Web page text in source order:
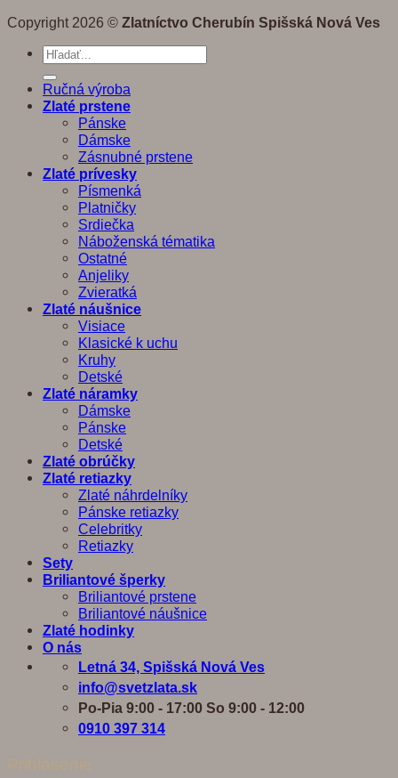
Copyright 2026 © Zlatníctvo Cherubín Spišská Nová Ves
Hľadať:
Ručná výroba
Zlaté prstene
Pánske
Dámske
Zásnubné prstene
Zlaté prívesky
Písmenká
Platničky
Srdiečka
Náboženská tématika
Ostatné
Anjeliky
Zvieratká
Zlaté náušnice
Visiace
Klasické k uchu
Kruhy
Detské
Zlaté náramky
Dámske
Pánske
Detské
Zlaté obrúčky
Zlaté retiazky
Zlaté náhrdelníky
Pánske retiazky
Celebritky
Retiazky
Sety
Briliantové šperky
Briliantové prstene
Briliantové náušnice
Zlaté hodinky
O nás
Letná 34, Spišská Nová Ves
info@svetzlata.sk
Po-Pia 9:00 - 17:00 So 9:00 - 12:00
0910 397 314
Prihlásenie